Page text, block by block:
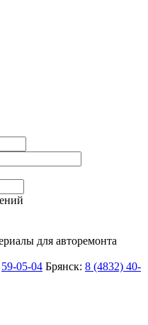
для авторемонта
59-05-04 Брянск: 8 (4832) 40-